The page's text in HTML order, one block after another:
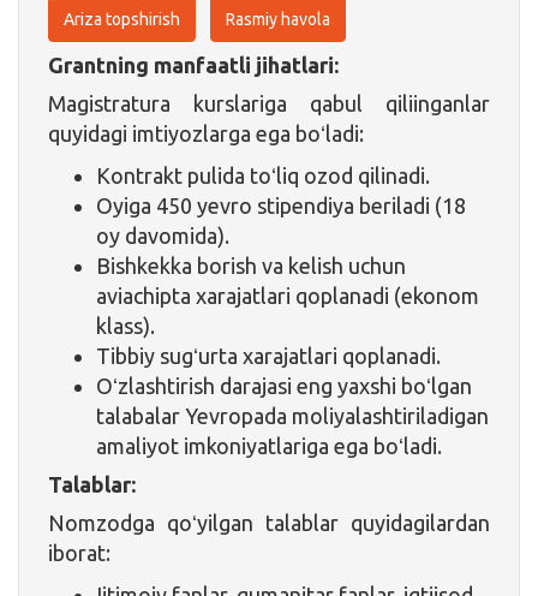
Ariza topshirish Rasmiy havola
Grantning manfaatli jihatlari:
Magistratura kurslariga qabul qiliinganlar
quyidagi imtiyozlarga ega boʻladi:
Kontrakt pulida toʻliq ozod qilinadi.
Oyiga 450 yevro stipendiya beriladi (18
oy davomida).
Bishkekka borish va kelish uchun
aviachipta xarajatlari qoplanadi (ekonom
klass).
Tibbiy sugʻurta xarajatlari qoplanadi.
Oʻzlashtirish darajasi eng yaxshi boʻlgan
talabalar Yevropada moliyalashtiriladigan
amaliyot imkoniyatlariga ega boʻladi.
Talablar:
Nomzodga qoʻyilgan talablar quyidagilardan
iborat: